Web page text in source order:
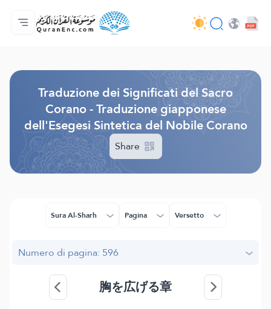
Home
Indice traduzioni
Audio
Servizi per sviluppatori - API
Sul progetto
Contattaci
Lingua
Traduzione dei Significati del Sacro
Corano - Traduzione giapponese
dell'Esegesi Sintetica del Nobile Corano
Share
Sura Al-Sharh Pagina Versetto
Numero di pagina: 596
胸を広げる章